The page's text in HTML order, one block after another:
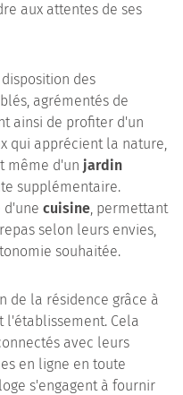
aux attentes de ses
des
agrémentés de
ainsi de profiter d'un
qui apprécient la nature,
même d'un jardin
supplémentaire.
d'une cuisine, permettant
selon leurs envies,
souhaitée.
de la résidence grâce à
l'établissement. Cela
avec leurs
en ligne en toute
s'engagent à fournir